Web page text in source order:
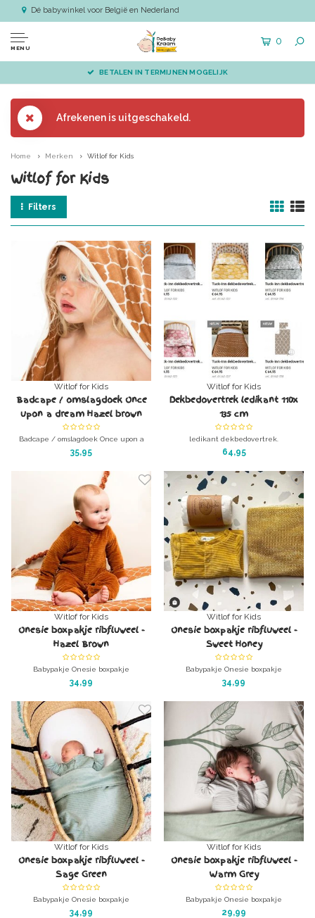
Dé babywinkel voor België en Nederland
MENU
0
BETALEN IN TERMIJNEN MOGELIJK
Afrekenen is uitgeschakeld.
Home Merken Witlof for Kids
Witlof for Kids
Filters
Witlof for Kids
Badcape / omslagdoek Once
upon a dream Hazel brown
Badcape / omslagdoek Once upon a
dream Hazel brown
35,95
Witlof for Kids
Dekbedovertrek ledikant 110x
135 cm
ledikant dekbedovertrek.
Overtrek en sloop 100x135 cm
64,95
Witlof for Kids
Onesie boxpakje ribfluweel -
Hazel Brown
Babypakje Onesie boxpakje
ribfluweel/corduroy - Hazel Brown
mooi
34,99
Witlof for Kids
Onesie boxpakje ribfluweel -
Sweet Honey
Babypakje Onesie boxpakje
ribfluweel/corduroy - Sweet Honey
superzacht, lekker warm en wonderlijk
mooi
34,99
Witlof for Kids
Onesie boxpakje ribfluweel -
Sage Green
Babypakje Onesie boxpakje
ribfluweel/corduroy - Sage Green
34,99
Witlof for Kids
Onesie boxpakje ribfluweel -
Warm Grey
Babypakje Onesie boxpakje
ribfluweel/corduroy - Warm Grey
29,99